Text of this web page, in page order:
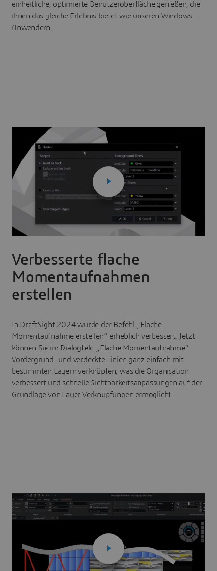
einheitliche, optimierte Benutzeroberfläche genießen, die
ihnen das gleiche Erlebnis bietet wie unseren Windows-
Anwendern.
Verbesserte flache
Momentaufnahmen
erstellen
In DraftSight 2024 wurde der Befehl „Flache
Momentaufnahme erstellen“ erheblich verbessert. Jetzt
können Sie im Dialogfeld „Flache Momentaufnahme“
Vordergrund- und verdeckte Linien ganz einfach mit
bestimmten Layern verknüpfen, was die Organisation
verbessert und schnelle Sichtbarkeitsanpassungen auf der
Grundlage von Layer-Verknüpfungen ermöglicht.